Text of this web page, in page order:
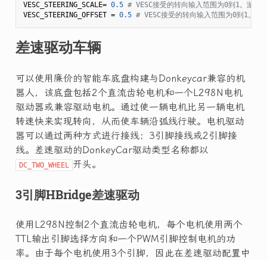
VESC_STEERING_SCALE= 0.5 # VESC接受的转向输入范围为0到1。游
VESC_STEERING_OFFSET = 0.5 # VESC接受的转向输入范围为0到1。与
差速驱动车辆
可以使用廉价的智能车底盘构建与Donkeycar兼容的机
器人，该底盘包括2个直流齿轮电机和一个L298N电机
驱动器或兼容驱动电机。通过使一辆电机比另一辆电机
转速快来实现转向，从而使车辆沿弧线行驶。电机驱动
器可以通过两种方式进行接线；3引脚接线或2引脚接
线。差速驱动的DonkeyCar驱动类型名称都以
DC_TWO_WHEEL 开头。
3引脚HBridge差速驱动
使用L298N控制2个直流齿轮电机，每个电机使用两个
TTL输出引脚选择方向和一个PWM引脚控制电机的功
率。由于每个电机使用3个引脚，因此在差速驱动配置中